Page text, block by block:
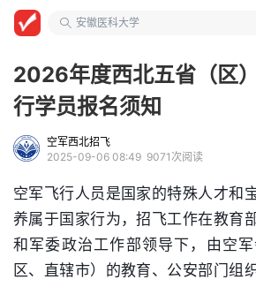
安徽医科大学
2026年度西北五省（区
行学员报名须知
空军西北招飞
2025-09-06 08:49 9071次阅读
空军飞行人员是国家的特殊人才和
养属于国家行为，招飞工作在教育
和军委政治工作部领导下，由空
区、直辖市）的教育、公安部门组